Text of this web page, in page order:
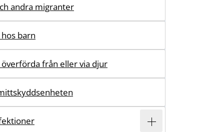
andra migranter
barn
från eller via djur